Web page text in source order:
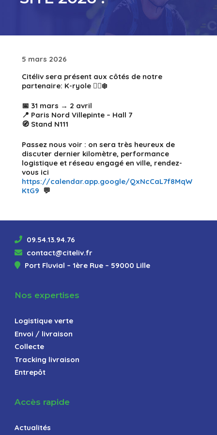
5 mars 2026
Citéliv sera présent aux côtés de notre
partenaire: K-ryole 🚴‍♂️❄️
📅 31 mars → 2 avril
📍 Paris Nord Villepinte – Hall 7
🧭 Stand N111
Passez nous voir : on sera très heureux de
discuter dernier kilomètre, performance
logistique et réseau engagé en ville, rendez-
vous ici
https://calendar.app.google/QxNcCaL7f8MqW
KtG9 💬
09.54.13.94.76
contact@citeliv.fr
Port Fluvial – 1ère Rue – 59000 Lille
Nos expertises
Logistique verte
Envoi / livraison
Collecte
Tracking livraison
Entrepôt
Accès rapide
Actualités